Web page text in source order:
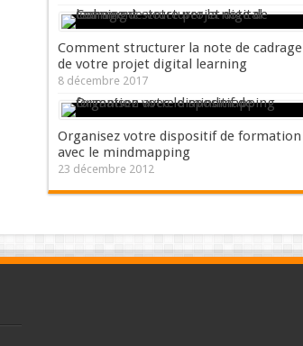
Comment structurer la note de cadrage
de votre projet digital learning
8 décembre 2017
Organisez votre dispositif de formation
avec le mindmapping
23 décembre 2012